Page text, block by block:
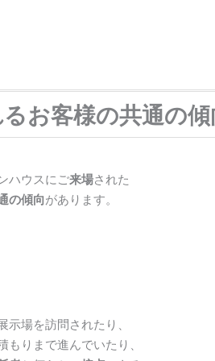
お客様の共通の
ハウスにご来場された
の傾向があります。
示場を訪問されたり、
もりまで進んでいたり、